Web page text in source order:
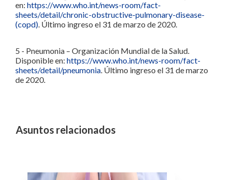
en: https://www.who.int/news-room/fact-
sheets/detail/chronic-obstructive-pulmonary-disease-
(copd). Último ingreso el 31 de marzo de 2020.
5 - Pneumonia – Organización Mundial de la Salud.
Disponible en: https://www.who.int/news-room/fact-
sheets/detail/pneumonia. Último ingreso el 31 de marzo
de 2020.
Asuntos relacionados